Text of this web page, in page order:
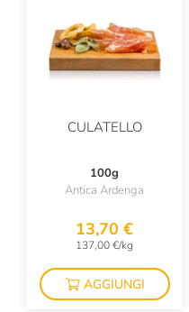
CULATELLO
100g
Antica Ardenga
13,70 €
137,00 €/kg
AGGIUNGI